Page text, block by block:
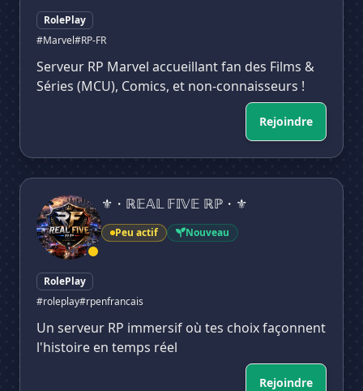
RolePlay
#Marvel#RP-FR
Serveur RP Marvel accueillant fan des Films &
Séries (MCU), Comics, et non-connaisseurs !
Rejoindre
⚜・ℝ𝔼𝔸𝕃 𝔽𝕀𝕍𝔼 ℝℙ・⚜
⚜・ℝ𝔼𝔸𝕃 𝔽𝕀𝕍𝔼 ℝℙ・⚜
Peu actif Nouveau
RolePlay
#roleplay#rpenfrancais
Un serveur RP immersif où tes choix façonnent
l'histoire en temps réel
Rejoindre